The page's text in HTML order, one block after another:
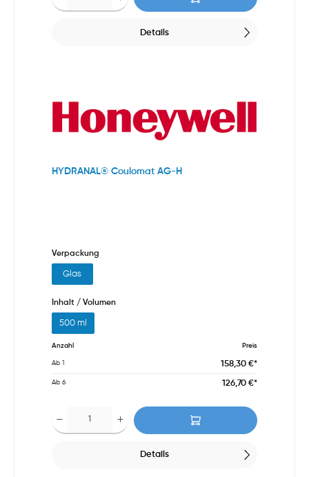
Details
HYDRANAL® Coulomat AG-H
Verpackung
Glas
Inhalt / Volumen
500 ml
Anzahl Preis
Ab 1 158,30 €*
Ab 6 126,70 €*
Details